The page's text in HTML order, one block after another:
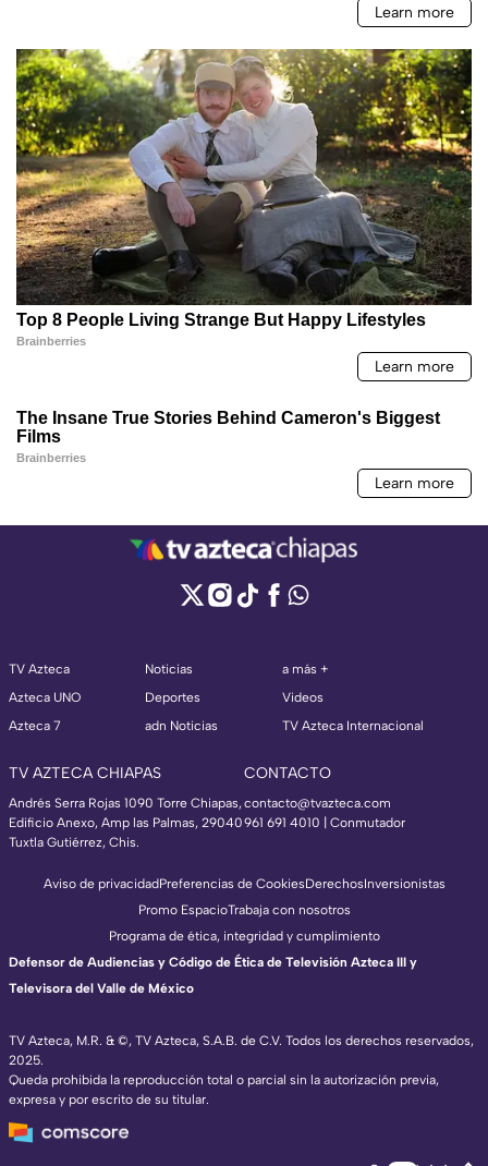
TV Azteca
Azteca UNO
Azteca 7
Noticias
Deportes
adn Noticias
a más +
Videos
TV Azteca Internacional
TV AZTECA CHIAPAS
Andrés Serra Rojas 1090 Torre Chiapas,
Edificio Anexo, Amp las Palmas, 29040
Tuxtla Gutiérrez, Chis.
CONTACTO
contacto@tvazteca.com
961 691 4010 | Conmutador
TV Azteca, M.R. & ©, TV Azteca, S.A.B. de C.V. Todos los derechos reservados,
2025.
Queda prohibida la reproducción total o parcial sin la autorización previa,
expresa y por escrito de su titular.
Aviso de privacidadPreferencias de CookiesDerechosInversionistas
Promo EspacioTrabaja con nosotros
Programa de ética, integridad y cumplimiento
Defensor de Audiencias y Código de Ética de Televisión Azteca III y
Televisora del Valle de México